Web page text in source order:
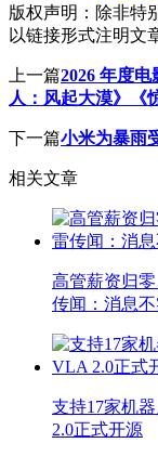
版权声明： 除非特
以链接形式注明文
上一篇2026 年度
人：风起大漠》《
下一篇小米为暴雨
相关文章
高管薪资归
传闻：消息
支持17家机
2.0正式开源